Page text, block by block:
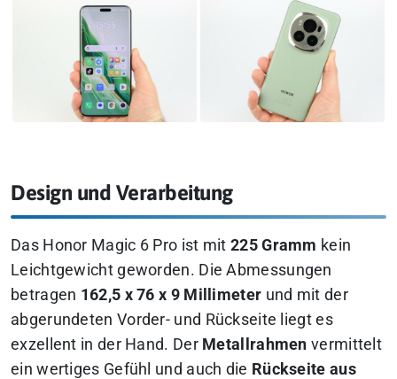
Design und Verarbeitung
Das Honor Magic 6 Pro ist mit 225 Gramm kein
Leichtgewicht geworden. Die Abmessungen
betragen 162,5 x 76 x 9 Millimeter und mit der
abgerundeten Vorder- und Rückseite liegt es
exzellent in der Hand. Der Metallrahmen vermittelt
ein wertiges Gefühl und auch die Rückseite aus